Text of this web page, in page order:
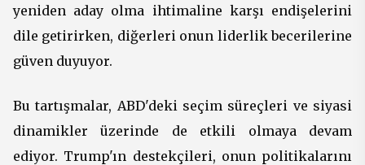
yeniden aday olma ihtimaline karşı endişelerini
dile getirirken, diğerleri onun liderlik becerilerine
güven duyuyor.
Bu tartışmalar, ABD'deki seçim süreçleri ve siyasi
dinamikler üzerinde de etkili olmaya devam
ediyor. Trump'ın destekçileri, onun politikalarını